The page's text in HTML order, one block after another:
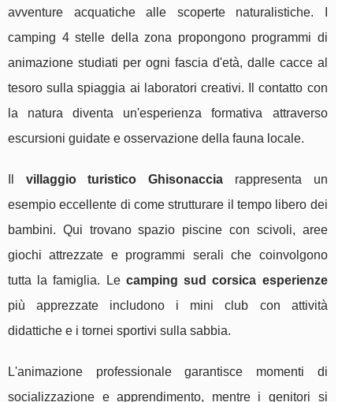
avventure acquatiche alle scoperte naturalistiche. I
camping 4 stelle della zona propongono programmi di
animazione studiati per ogni fascia d'età, dalle cacce al
tesoro sulla spiaggia ai laboratori creativi. Il contatto con
la natura diventa un'esperienza formativa attraverso
escursioni guidate e osservazione della fauna locale.
villaggio turistico Ghisonaccia rappresenta un
esempio eccellente di come strutturare il tempo libero dei
bambini. Qui trovano spazio piscine con scivoli, aree
giochi attrezzate e programmi serali che coinvolgono
tutta la famiglia. Le camping sud corsica esperienze
più apprezzate includono i mini club con attività
didattiche e i tornei sportivi sulla sabbia.
L'animazione professionale garantisce momenti di
socializzazione e apprendimento, mentre i genitori si